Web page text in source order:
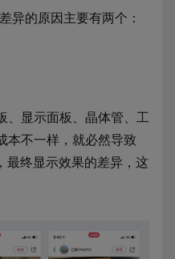
异的原因主要有两个：
、显示面板、晶体管、工
本不一样，就必然导致
最终显示效果的差异，这